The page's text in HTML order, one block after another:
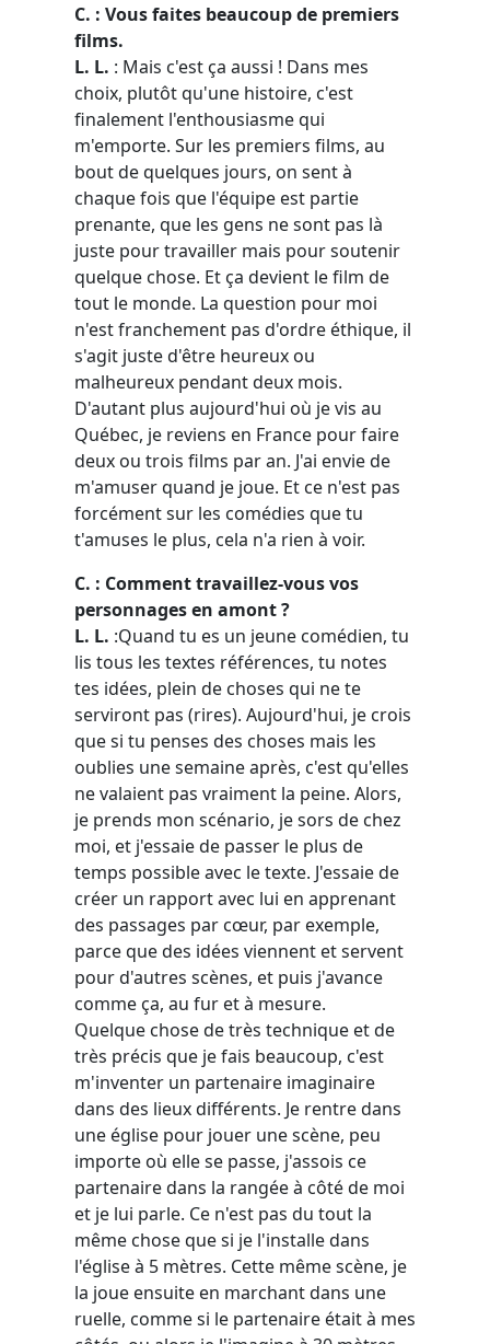
C. : Vous faites beaucoup de premiers
films.
L. L. : Mais c'est ça aussi ! Dans mes
choix, plutôt qu'une histoire, c'est
finalement l'enthousiasme qui
m'emporte. Sur les premiers films, au
bout de quelques jours, on sent à
chaque fois que l'équipe est partie
prenante, que les gens ne sont pas là
juste pour travailler mais pour soutenir
quelque chose. Et ça devient le film de
tout le monde. La question pour moi
n'est franchement pas d'ordre éthique, il
s'agit juste d'être heureux ou
malheureux pendant deux mois.
D'autant plus aujourd'hui où je vis au
Québec, je reviens en France pour faire
deux ou trois films par an. J'ai envie de
m'amuser quand je joue. Et ce n'est pas
forcément sur les comédies que tu
t'amuses le plus, cela n'a rien à voir.
C. : Comment travaillez-vous vos
personnages en amont ?
L. L. :Quand tu es un jeune comédien, tu
lis tous les textes références, tu notes
tes idées, plein de choses qui ne te
serviront pas (rires). Aujourd'hui, je crois
que si tu penses des choses mais les
oublies une semaine après, c'est qu'elles
ne valaient pas vraiment la peine. Alors,
je prends mon scénario, je sors de chez
moi, et j'essaie de passer le plus de
temps possible avec le texte. J'essaie de
créer un rapport avec lui en apprenant
des passages par cœur, par exemple,
parce que des idées viennent et servent
pour d'autres scènes, et puis j'avance
comme ça, au fur et à mesure.
Quelque chose de très technique et de
très précis que je fais beaucoup, c'est
m'inventer un partenaire imaginaire
dans des lieux différents. Je rentre dans
une église pour jouer une scène, peu
importe où elle se passe, j'assois ce
partenaire dans la rangée à côté de moi
et je lui parle. Ce n'est pas du tout la
même chose que si je l'installe dans
l'église à 5 mètres. Cette même scène, je
la joue ensuite en marchant dans une
ruelle, comme si le partenaire était à mes